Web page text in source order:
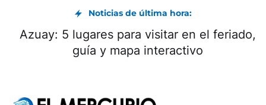
Noticias de última hora:
Generaciones que mantienen vivo al
mercado 10 de Agosto